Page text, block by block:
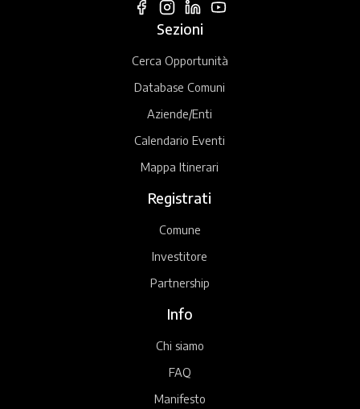
Sezioni
Cerca Opportunità
Database Comuni
Aziende/Enti
Calendario Eventi
Mappa Itinerari
Registrati
Comune
Investitore
Partnership
Info
Chi siamo
FAQ
Manifesto